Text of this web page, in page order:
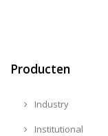
Producten
Industry
Institutional